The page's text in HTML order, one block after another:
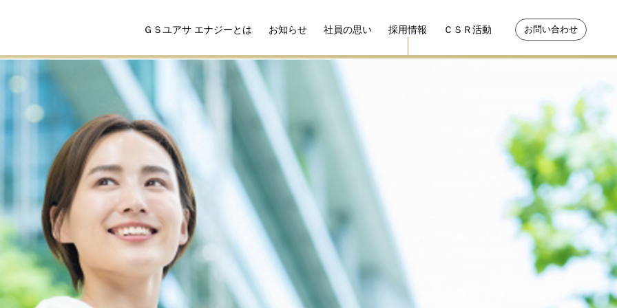
ＧＳユアサ エナジーとは お知らせ 社員の思い 採用情報 ＣＳＲ活動 お問い合わせ